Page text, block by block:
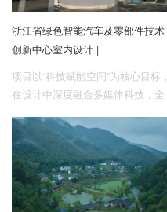
浙江省绿色智能汽车及零部件技术
创新中心室内设计 |
项目以“科技赋能空间”为核心目标，
在设计中深度融合多媒体科技，全
术。